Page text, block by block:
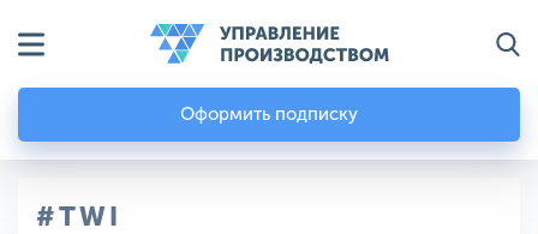
Оформить подписку
#TWI